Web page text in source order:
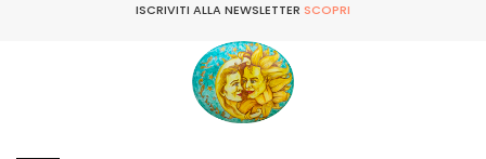
ISCRIVITI ALLA NEWSLETTER SCOPRI